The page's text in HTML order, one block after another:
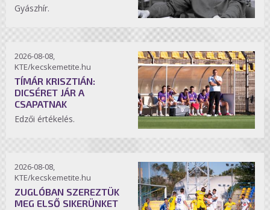
Gyászhír.
2026-08-08,
KTE/kecskemetite.hu
TÍMÁR KRISZTIÁN:
DICSÉRET JÁR A
CSAPATNAK
Edzői értékelés.
2026-08-08,
KTE/kecskemetite.hu
ZUGLÓBAN SZEREZTÜK
MEG ELSŐ SIKERÜNKET